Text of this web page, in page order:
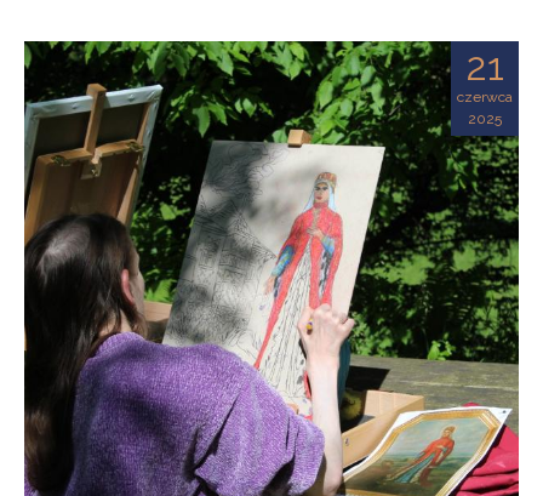
21
czerwca
2025